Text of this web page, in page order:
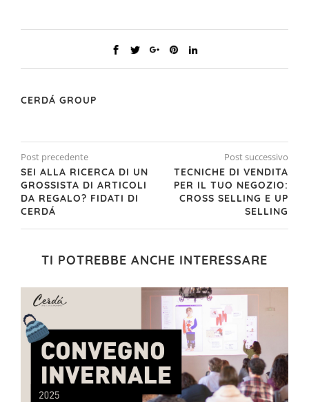
CERDÁ GROUP
Post precedente
SEI ALLA RICERCA DI UN
GROSSISTA DI ARTICOLI
DA REGALO? FIDATI DI
CERDÁ
Post successivo
TECNICHE DI VENDITA
PER IL TUO NEGOZIO:
CROSS SELLING E UP
SELLING
TI POTREBBE ANCHE INTERESSARE